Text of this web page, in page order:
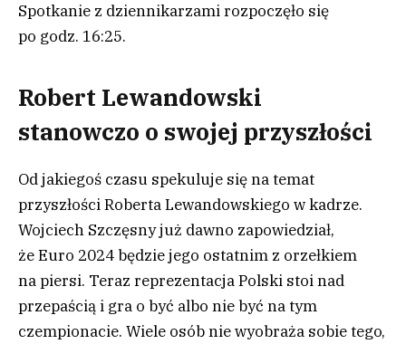
Spotkanie z dziennikarzami rozpoczęło się
po godz. 16:25.
Robert Lewandowski
stanowczo o swojej przyszłości
Od jakiegoś czasu spekuluje się na temat
przyszłości Roberta Lewandowskiego w kadrze.
Wojciech Szczęsny już dawno zapowiedział,
że Euro 2024 będzie jego ostatnim z orzełkiem
na piersi. Teraz reprezentacja Polski stoi nad
przepaścią i gra o być albo nie być na tym
czempionacie. Wiele osób nie wyobraża sobie tego,